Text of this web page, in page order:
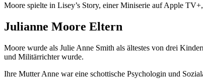
Moore spielte in Lisey’s Story, einer Miniserie auf Apple
Julianne Moore Eltern
Moore wurde als Julie Anne Smith als ältestes von drei
und Militärrichter wurde.
Ihre Mutter Anne war eine schottische Psychologin und